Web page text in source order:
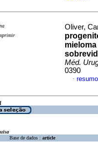
Oliver,
Méd.
0390
·
Base de dados : article